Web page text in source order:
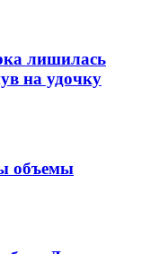
лишилась
на удочку
объемы